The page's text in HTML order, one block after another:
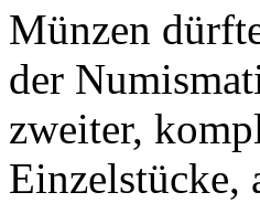
Münzen
der
zweiter,
Einzelstücke,